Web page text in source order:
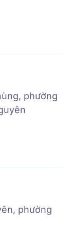
phường
phường